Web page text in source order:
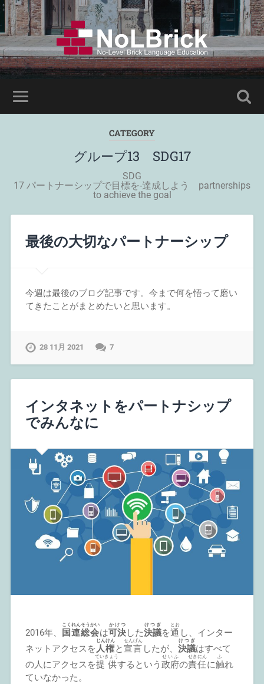
CATEGORY
グループ13 SDG17
SDG
17 パートナーシップで目標を-達成しよう partnerships
to achieve the goal
最後の大切なパートナーシップ
今週は最後のブログ記事です。今まで何を悟って磨い
てきたことがまとめたいと思います。
28 11月 2021 7
インタネットをパートナシップ
でみんなに
2016年、 国連総会
こくれんそうかい
は可決
かけつ
した決議
けつぎ
を通
とお
し、インター
ネットアクセスを人権
じんけん
と宣言
せんげん
したが、 決議
けつぎ
はすべて
の人にアクセスを提供
ていきょう
するという 政府
せいふ
の責任
せきにん
に触
ふ
れ
ていなかった。